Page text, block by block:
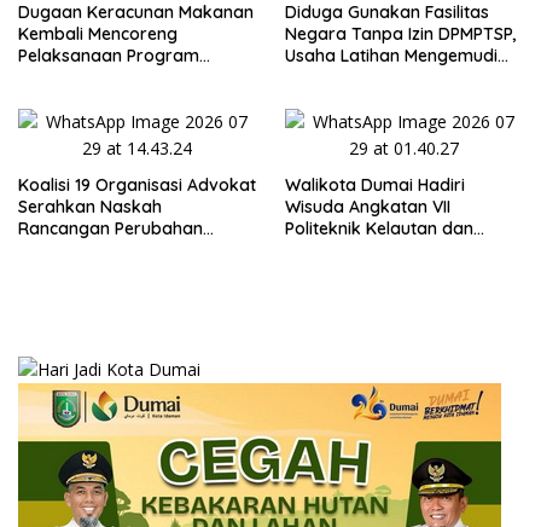
Dugaan Keracunan Makanan
Kembali Mencoreng
Pelaksanaan Program
Bersama Kota Dumai
Diduga Gunakan Fasilitas
Negara Tanpa Izin DPMPTSP,
Usaha Latihan Mengemudi
Koalisi 19 Organisasi Advokat
Serahkan Naskah
Rancangan Perubahan
Walikota Dumai Hadiri
Wisuda Angkatan VII
Politeknik Kelautan dan